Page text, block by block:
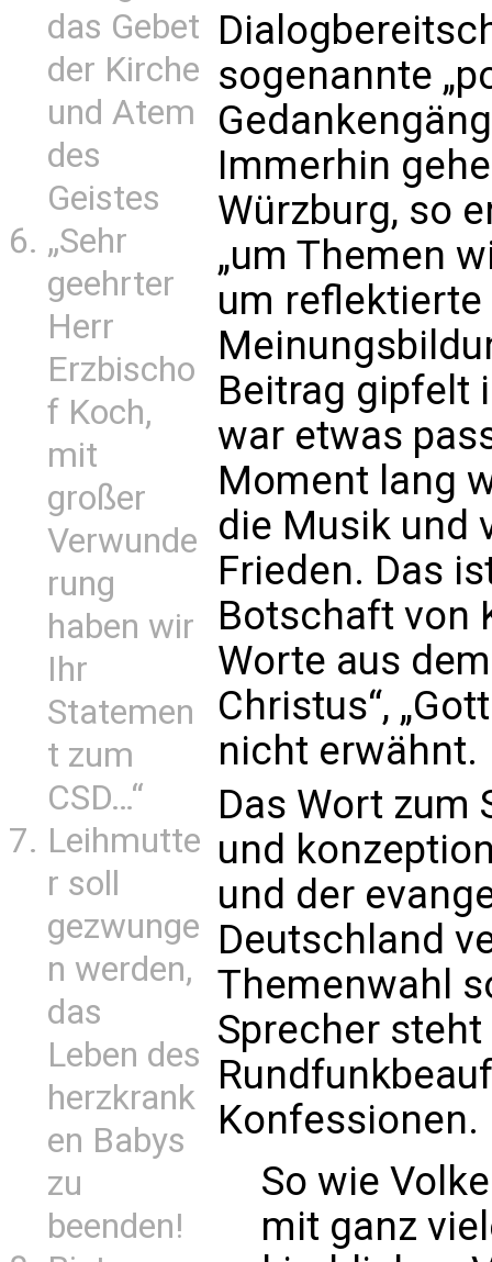
das Gebet
der Kirche
und Atem
des
Geistes
„Sehr
geehrter
Herr
Erzbischo
f Koch,
mit
großer
Verwunde
rung
haben wir
Ihr
Statemen
t zum
CSD…“
Leihmutte
r soll
gezwunge
n werden,
das
Leben des
herzkrank
en Babys
zu
beenden!
sogenannte
Immerhin
Würzburg, so
„um Themen
um
Beitrag gipfelt
war etwas
Moment lang
die Musik und
Frieden. Das
Botschaft von
Worte aus
Christus“,
nicht erwähnt.
Das Wort
und
und der
Deutschland
Themenwahl
Sprecher
Konfessionen.
So wie
mit ganz